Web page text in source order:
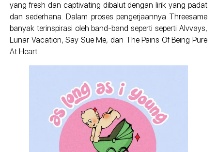
yang fresh dan captivating dibalut dengan lirik yang padat
dan sederhana. Dalam proses pengerjaannya Threesame
banyak terinspirasi oleh band-band seperti seperti Alvvays,
Lunar Vacation, Say Sue Me, dan The Pains Of Being Pure
At Heart.